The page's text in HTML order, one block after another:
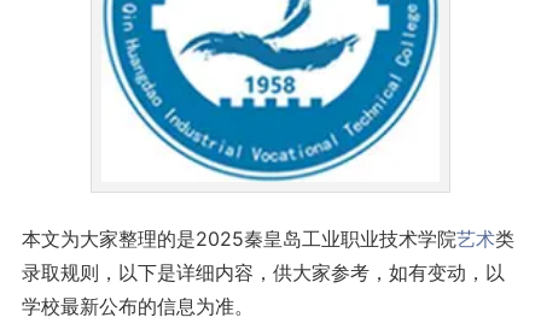
本文为大家整理的是2025秦皇岛工业职业技术学院艺术类
录取规则，以下是详细内容，供大家参考，如有变动，以
学校最新公布的信息为准。